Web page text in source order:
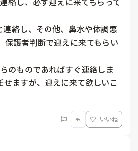
連絡し、その他、鼻水や体調悪
保護者判断で迎えに来てもらい
のものであればすぐ連絡しま
せますが、迎えに来て欲しいこ
いいね